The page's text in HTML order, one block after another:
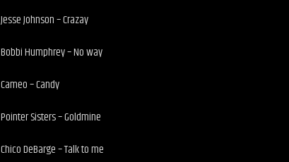
Jesse Johnson – Crazay
Bobbi Humphrey – No way
Cameo – Candy
Pointer Sisters – Goldmine
Chico DeBarge – Talk to me